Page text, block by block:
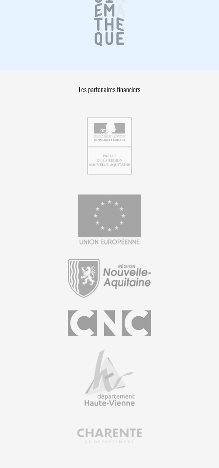
Les partenaires financiers